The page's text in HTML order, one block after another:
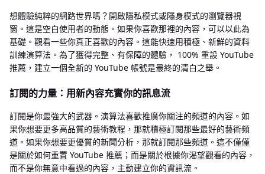
想體驗純粹的網路世界嗎？開啟隱私模式或隱身模式的瀏覽器視
窗。這是空白使用者的動態。如果你喜歡那裡的內容，可以以此為
基礎。觀看一些你真正喜歡的內容。這能快速用積極、新鮮的資料
訓練演算法。為了獲得完整、有保障的體驗， 100% 重設 YouTube
推薦，建立一個全新的 YouTube 帳號是最終的清白之舉。
訂閱的力量：用新內容充實你的訊息流
訂閱是你最強大的武器。演算法喜歡推廣你關注的頻道的內容。如
果你想要更多高品質的藝術教程，那就積極訂閱那些最好的藝術頻
道。如果你想要更優質的新聞分析，那就訂閱那些頻道。這不僅僅
是關於如何重置 YouTube 推薦；而是關於根據你渴望觀看的內容，
而不是你無意中看過的內容，主動建立你的資訊流。